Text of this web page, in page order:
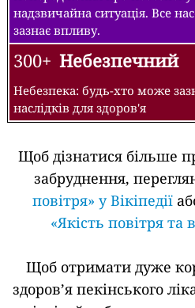
надзвичайна ситуація. Все
зазнає впливу.
300+ Небезпечний
Небезпека: будь-хто може
наслідків для здоров'я
Щоб дізнатися більше
забруднення,
повітря» у Вікіпедії
«Якість повітря та
Щоб отримати дуже
здоров’я пекінського